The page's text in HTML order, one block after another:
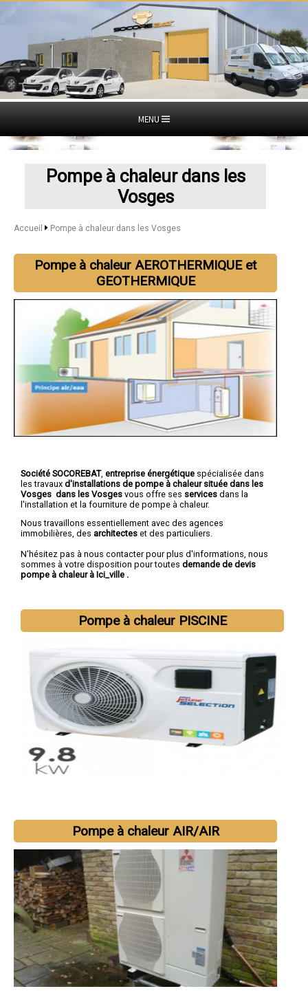
MENU
Pompe à chaleur dans les
Vosges
Accueil Pompe à chaleur dans les Vosges
Pompe à chaleur AEROTHERMIQUE et
GEOTHERMIQUE
Société SOCOREBAT, entreprise énergétique spécialisée dans
les travaux d'installations de pompe à chaleur située dans les
Vosges dans les Vosges vous offre ses services dans la
l'installation et la fourniture de pompe à chaleur.
Nous travaillons essentiellement avec des agences
immobilières, des architectes et des particuliers.
N'hésitez pas à nous contacter pour plus d'informations, nous
sommes à votre disposition pour toutes demande de devis
pompe à chaleur à Ici_ville .
Pompe à chaleur PISCINE
Pompe à chaleur AIR/AIR